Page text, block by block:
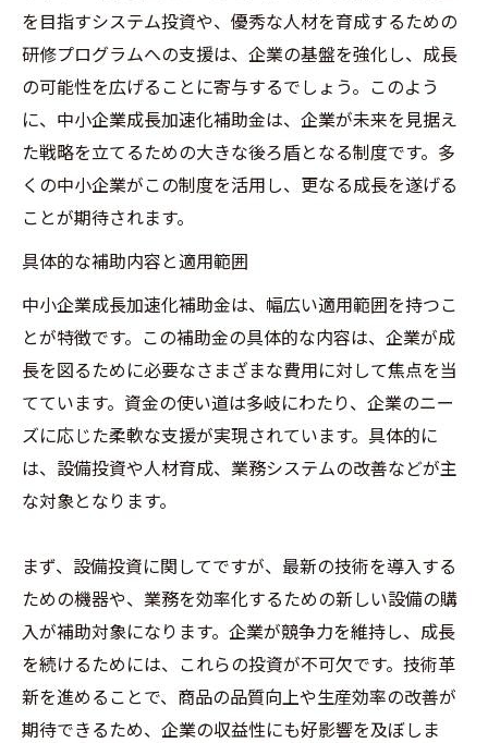
を目指すシステム投資や、優秀な人材を育成するための
研修プログラムへの支援は、企業の基盤を強化し、成長
の可能性を広げることに寄与するでしょう。このよう
に、中小企業成長加速化補助金は、企業が未来を見据え
た戦略を立てるための大きな後ろ盾となる制度です。多
くの中小企業がこの制度を活用し、更なる成長を遂げる
ことが期待されます。
具体的な補助内容と適用範囲
中小企業成長加速化補助金は、幅広い適用範囲を持つこ
とが特徴です。この補助金の具体的な内容は、企業が成
長を図るために必要なさまざまな費用に対して焦点を当
てています。資金の使い道は多岐にわたり、企業のニー
ズに応じた柔軟な支援が実現されています。具体的に
は、設備投資や人材育成、業務システムの改善などが主
な対象となります。
まず、設備投資に関してですが、最新の技術を導入する
ための機器や、業務を効率化するための新しい設備の購
入が補助対象になります。企業が競争力を維持し、成長
を続けるためには、これらの投資が不可欠です。技術革
新を進めることで、商品の品質向上や生産効率の改善が
期待できるため、企業の収益性にも好影響を及ぼしま